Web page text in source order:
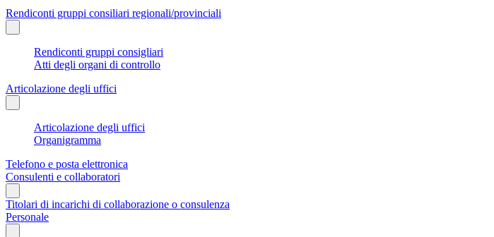
Rendiconti gruppi consiliari regionali/provinciali
Rendiconti gruppi consigliari
Atti degli organi di controllo
Articolazione degli uffici
Articolazione degli uffici
Organigramma
Telefono e posta elettronica
Consulenti e collaboratori
Titolari di incarichi di collaborazione o consulenza
Personale